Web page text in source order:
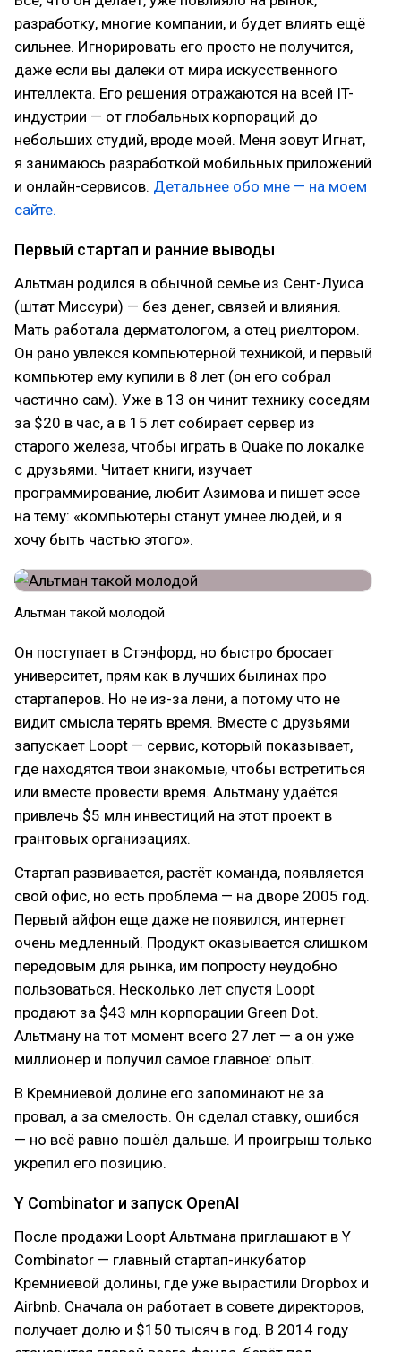
разработку, многие компании, и будет влиять ещё
сильнее. Игнорировать его просто не получится,
даже если вы далеки от мира искусственного
интеллекта. Его решения отражаются на всей IT-
индустрии — от глобальных корпораций до
небольших студий, вроде моей. Меня зовут Игнат,
я занимаюсь разработкой мобильных приложений
и онлайн-сервисов. Детальнее обо мне — на моем
сайте.
Первый стартап и ранние выводы
Альтман родился в обычной семье из Сент-Луиса
(штат Миссури) — без денег, связей и влияния.
Мать работала дерматологом, а отец риелтором.
Он рано увлекся компьютерной техникой, и первый
компьютер ему купили в 8 лет (он его собрал
частично сам). Уже в 13 он чинит технику соседям
за $20 в час, а в 15 лет собирает сервер из
старого железа, чтобы играть в Quake по локалке
с друзьями. Читает книги, изучает
программирование, любит Азимова и пишет эссе
на тему: «компьютеры станут умнее людей, и я
хочу быть частью этого».
Альтман такой молодой
Он поступает в Стэнфорд, но быстро бросает
университет, прям как в лучших былинах про
стартаперов. Но не из-за лени, а потому что не
видит смысла терять время. Вместе с друзьями
запускает Loopt — сервис, который показывает,
где находятся твои знакомые, чтобы встретиться
или вместе провести время. Альтману удаётся
привлечь $5 млн инвестиций на этот проект в
грантовых организациях.
Стартап развивается, растёт команда, появляется
свой офис, но есть проблема — на дворе 2005 год.
Первый айфон еще даже не появился, интернет
очень медленный. Продукт оказывается слишком
передовым для рынка, им попросту неудобно
пользоваться. Несколько лет спустя Loopt
продают за $43 млн корпорации Green Dot.
Альтману на тот момент всего 27 лет — а он уже
миллионер и получил самое главное: опыт.
В Кремниевой долине его запоминают не за
провал, а за смелость. Он сделал ставку, ошибся
— но всё равно пошёл дальше. И проигрыш только
укрепил его позицию.
Y Combinator и запуск OpenAI
После продажи Loopt Альтмана приглашают в Y
Combinator — главный стартап-инкубатор
Кремниевой долины, где уже вырастили Dropbox и
Airbnb. Сначала он работает в совете директоров,
получает долю и $150 тысяч в год. В 2014 году